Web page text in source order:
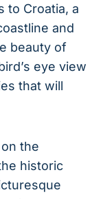
‍to Croatia, a
and
‍beauty of⁣
‌eye view
​that will
the
historic